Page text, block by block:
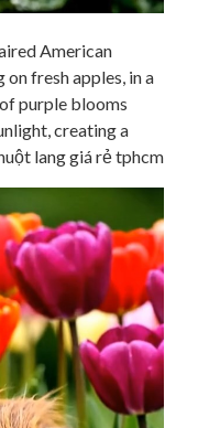
American
fresh apples, in a
purple blooms
creating a
lang giá rẻ tphcm